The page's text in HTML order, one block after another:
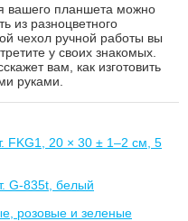
вашего планшета можно
из разноцветного
чехол ручной работы вы
у своих знакомых.
вам, как изготовить
руками.
FKG1, 20 × 30 ± 1–2 см, 5
G-835t, белый
розовые и зеленые